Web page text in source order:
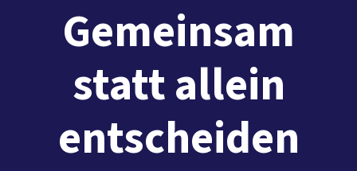
Gemeinsam
statt allein
entscheiden